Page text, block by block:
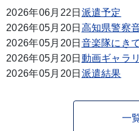
2026年06月22日 派遣予定
2026年05月20日 高知県警察
2026年05月20日 音楽隊にき
2026年05月20日 動画ギャラ
2026年05月20日 派遣結果
一